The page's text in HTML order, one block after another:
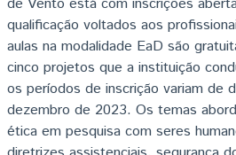
qualificação voltados aos
aulas na modalidade EaD são
cinco projetos que a instituição
os períodos de inscrição variam de
dezembro de 2023. Os temas
ética em pesquisa com seres